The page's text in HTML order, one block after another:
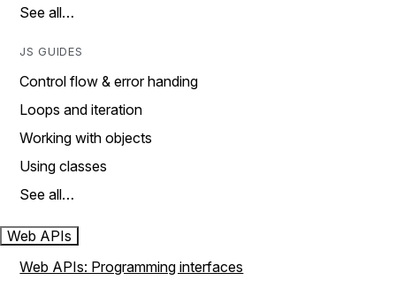
See all…
JS GUIDES
Control flow & error handing
Loops and iteration
Working with objects
Using classes
See all…
Web APIs
Web APIs: Programming interfaces